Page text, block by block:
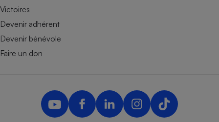
Victoires
Devenir adhérent
Devenir bénévole
Faire un don